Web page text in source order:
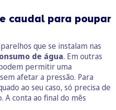
caudal para poupar
que se instalam nas
de água. Em outras
permitir uma
afetar a pressão. Para
ao seu caso, só precisa de
A conta ao final do mês